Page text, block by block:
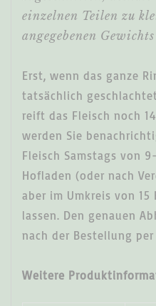
einzelnen Teilen zu
angegebenen
Erst, wenn das ganze
tatsächlich
reift das Fleisch noch
werden Sie
Fleisch Samstags von
Hofladen (oder nach
aber im Umkreis von
lassen. Den genauen
nach der Bestellung per
Weitere